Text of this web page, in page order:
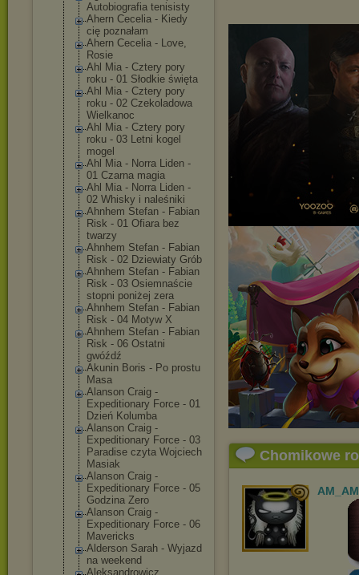
Autobiografia tenisisty
Ahern Cecelia - Kiedy
cię poznałam
Ahern Cecelia - Love,
Rosie
Ahl Mia - Cztery pory
roku - 01 Słodkie święta
Ahl Mia - Cztery pory
roku - 02 Czekoladowa
Wielkanoc
Ahl Mia - Cztery pory
roku - 03 Letni kogel
mogel
Ahl Mia - Norra Liden -
01 Czarna magia
Ahl Mia - Norra Liden -
02 Whisky i naleśniki
Ahnhem Stefan - Fabian
Risk - 01 Ofiara bez
twarzy
Ahnhem Stefan - Fabian
Risk - 02 Dziewiaty Grób
Ahnhem Stefan - Fabian
Risk - 03 Osiemnaście
stopni poniżej zera
Ahnhem Stefan - Fabian
Risk - 04 Motyw X
Ahnhem Stefan - Fabian
Risk - 06 Ostatni
gwóźdź
Akunin Boris - Po prostu
Masa
Alanson Craig -
Expeditionary Force - 01
Dzień Kolumba
Alanson Craig -
Expeditionary Force - 03
Paradise czyta Wojciech
Masiak
Alanson Craig -
Expeditionary Force - 05
Godzina Zero
Alanson Craig -
Expeditionary Force - 06
Mavericks
Alderson Sarah - Wyjazd
na weekend
Aleksandrowicz
Chomikowe
AM_AM